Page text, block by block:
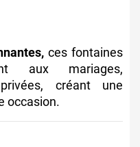
ces fontaines
aux mariages,
créant une
occasion.